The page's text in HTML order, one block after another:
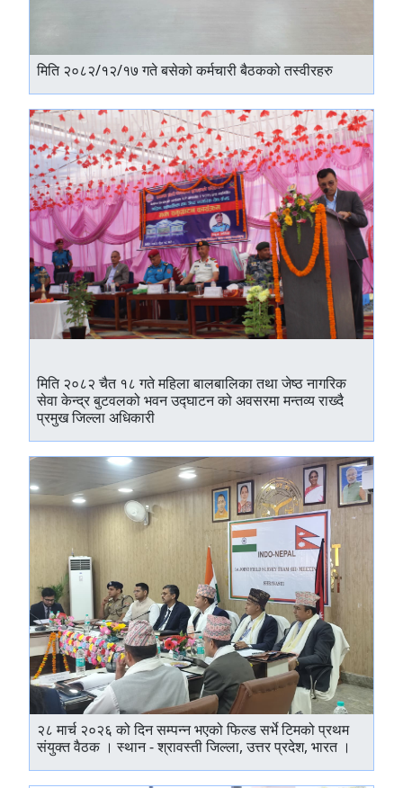
मिति २०८२/१२/१७ गते बसेको कर्मचारी बैठकको तस्वीरहरु
मिति २०८२ चैत १८ गते महिला बालबालिका तथा जेष्ठ नागरिक
सेवा केन्द्र बुटवलको भवन उद्घाटन को अवसरमा मन्तव्य राख्दै
प्रमुख जिल्ला अधिकारी
२८ मार्च २०२६ को दिन सम्पन्न भएको फिल्ड सर्भे टिमको प्रथम
संयुक्त वैठक । स्थान - श्रावस्ती जिल्ला, उत्तर प्रदेश, भारत ।